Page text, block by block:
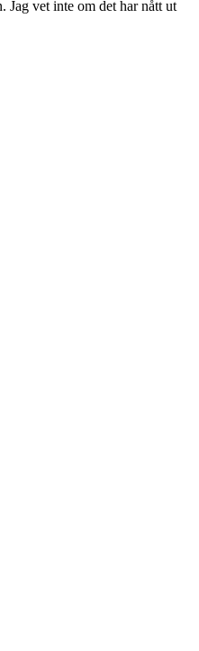
Jag vet inte om det har nått ut